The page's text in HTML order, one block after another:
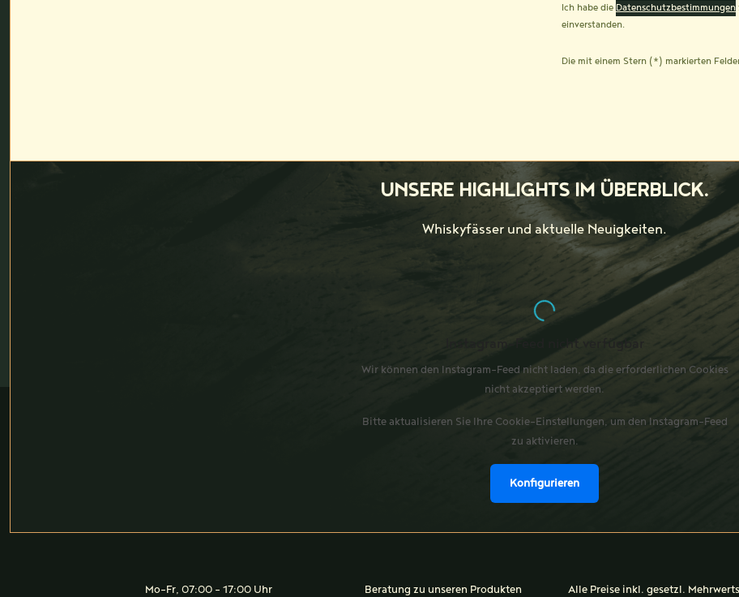
Ich habe die Datenschutzbestimmungen
einverstanden.
Die mit einem Stern (*) markierten
UNSERE HIGHLIGHTS IM ÜBERBLICK.
Whiskyfässer und aktuelle Neuigkeiten.
Instagram-Feed nicht verfügbar
Wir können den Instagram-Feed nicht laden, da die erforderlichen Cookies
nicht akzeptiert werden.
Bitte aktualisieren Sie Ihre Cookie-Einstellungen, um den Instagram-Feed
zu aktivieren.
Konfigurieren
Mo-Fr, 07:00 - 17:00 Uhr Beratung zu unseren Produkten Alle Preise inkl. gesetzl.